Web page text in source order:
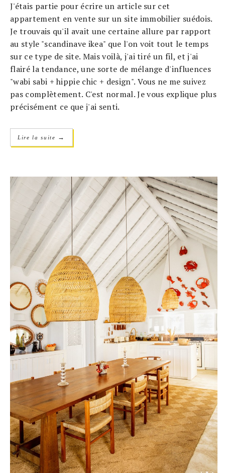
J'étais partie pour écrire un article sur cet
appartement en vente sur un site immobilier suédois.
Je trouvais qu'il avait une certaine allure par rapport
au style "scandinave ikea" que l'on voit tout le temps
sur ce type de site. Mais voilà, j'ai tiré un fil, et j'ai
flairé la tendance, une sorte de mélange d'influences
"wabi sabi + hippie chic + design". Vous ne me suivez
pas complètement. C'est normal. Je vous explique plus
précisément ce que j'ai senti.
Lire la suite →